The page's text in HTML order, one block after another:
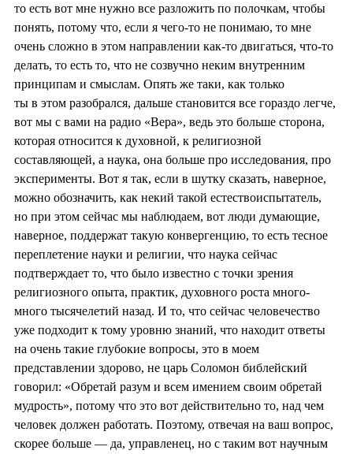
то есть вот мне нужно все разложить по полочкам, чтобы
понять, потому что, если я чего-то не понимаю, то мне
очень сложно в этом направлении как-то двигаться, что-то
делать, то есть то, что не созвучно неким внутренним
принципам и смыслам. Опять же таки, как только
ты в этом разобрался, дальше становится все гораздо легче,
вот мы с вами на радио «Вера», ведь это больше сторона,
которая относится к духовной, к религиозной
составляющей, а наука, она больше про исследования, про
эксперименты. Вот я так, если в шутку сказать, наверное,
можно обозначить, как некий такой естествоиспытатель,
но при этом сейчас мы наблюдаем, вот люди думающие,
наверное, поддержат такую конвергенцию, то есть тесное
переплетение науки и религии, что наука сейчас
подтверждает то, что было известно с точки зрения
религиозного опыта, практик, духовного роста много-
много тысячелетий назад. И то, что сейчас человечество
уже подходит к тому уровню знаний, что находит ответы
на очень такие глубокие вопросы, это в моем
представлении здорово, не царь Соломон библейский
говорил: «Обретай разум и всем имением своим обретай
мудрость», потому что это вот действительно то, над чем
человек должен работать. Поэтому, отвечая на ваш вопрос,
скорее больше — да, управленец, но с таким вот научным